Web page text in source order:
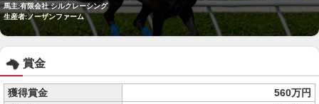
馬主:有限会社 シルクレーシング
生産者:ノーザンファーム
賞金
獲得賞金
560万円